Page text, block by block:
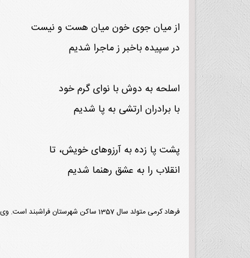
از میان جوی خون میان هست و نیست
در سپیده باخبر ز ماجرا شدیم
اسلحه به دوش با نوای گرم خود
با برادران ارتشی به پا شدیم
پشت پا زده به آرزوهای خویش، تا
انقلاب را به عشق رهنما شدیم
فرهاد کرمی متولد سال 1357 ساکن شهرستان فراشبند است. وی در قالب غزل و سپید طبع‌آزمایی کرده و اشعار وی در مجموعه شعرهای بسیاری منتشر شده‌اند.